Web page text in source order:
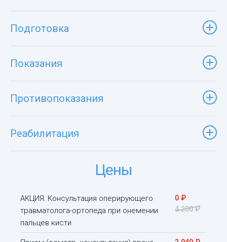
Подготовка
Показания
Противопоказания
Реабилитация
Цены
АКЦИЯ: Консультация оперирующего
травматолога-ортопеда при онемении
пальцев кисти
0 ₽
4 200 ₽